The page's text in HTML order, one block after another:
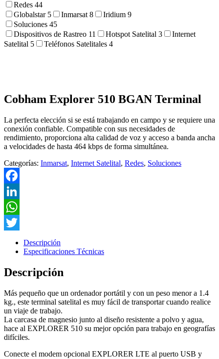
Redes 44
Globalstar 5 Inmarsat 8 Iridium 9
Soluciones 45
Dispositivos de Rastreo 11 Hotspot Satelital 3
Internet
Satelital 5 Teléfonos Satelitales 4
Cobham Explorer 510 BGAN Terminal
La perfecta elección si se está trabajando en campo y se requiere una
conexión confiable. Compatible con sus necesidades de
rendimiento, proporciona alta calidad de voz y acceso a banda ancha
a velocidades de hasta 464 kbps de forma simultánea.
Categorías: Inmarsat, Internet Satelital, Redes, Soluciones
Facebook
LinkedIn
WhatsApp
Twitter
Descripción
Especificaciones Técnicas
Descripción
Más pequeño que un ordenador portátil y con un peso menor a 1.4
kg., este terminal satelital es muy fácil de transportar cuando realice
un viaje de trabajo.
La carcasa de magnesio junto al diseño resistente a polvo y agua,
hace al EXPLORER 510 su mejor opción para trabajo en geografías
difíciles.
Conecte el modem opcional EXPLORER LTE al puerto USB y